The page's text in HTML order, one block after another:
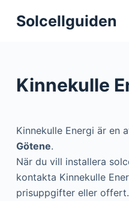
S
o
Solcellguiden
Kinnekulle
Kinnekulle Energi är en
Götene.
När du vill installera
kontakta Kinnekulle
prisuppgifter eller